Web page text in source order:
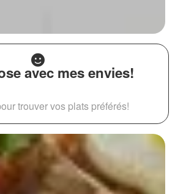
avec mes envies!
trouver vos plats préférés!